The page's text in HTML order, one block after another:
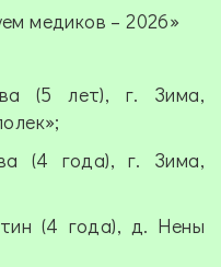
медиков – 2026»
(5 лет), г. Зима,
(4 года), г. Зима,
(4 года), д. Нены